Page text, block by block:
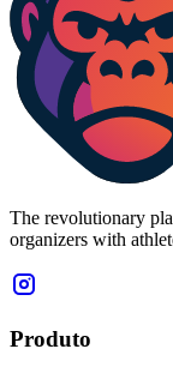
The revolutionary
organizers with
Produto